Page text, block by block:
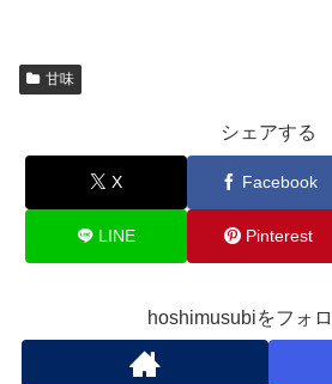
甘味
シェアする
X Facebook
LINE Pinterest
hoshimusubiをフォ